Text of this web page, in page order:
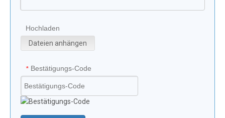
Hochladen
Dateien anhängen
* Bestätigungs-Code